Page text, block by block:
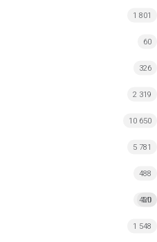
1 801
60
326
2 319
10 650
5 781
488
MI
420
1 548